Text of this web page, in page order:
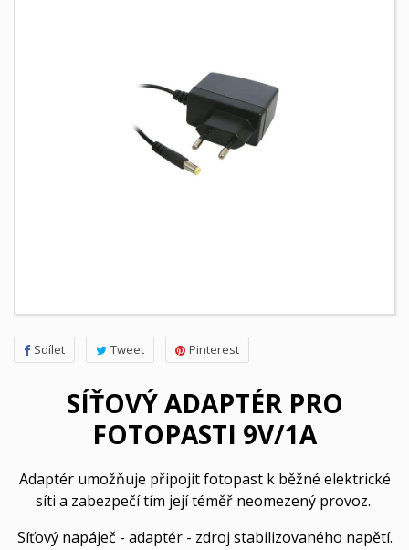
Sdílet Tweet Pinterest
SÍŤOVÝ ADAPTÉR PRO
FOTOPASTI 9V/1A
Adaptér umožňuje připojit fotopast k běžné elektrické
síti a zabezpečí tím její téměř neomezený provoz.
Síťový napáječ - adaptér - zdroj stabilizovaného napětí.